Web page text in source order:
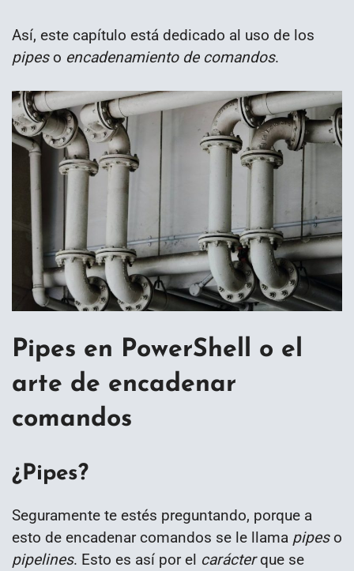
Así, este capítulo está dedicado al uso de los
pipeso encadenamiento de comandos.
Pipes en PowerShell o el
arte de encadenar
comandos
¿Pipes?
Seguramente te estés preguntando, porque a
esto de encadenar comandos se le llama pipeso
pipelines. Esto es así por el carácterque se